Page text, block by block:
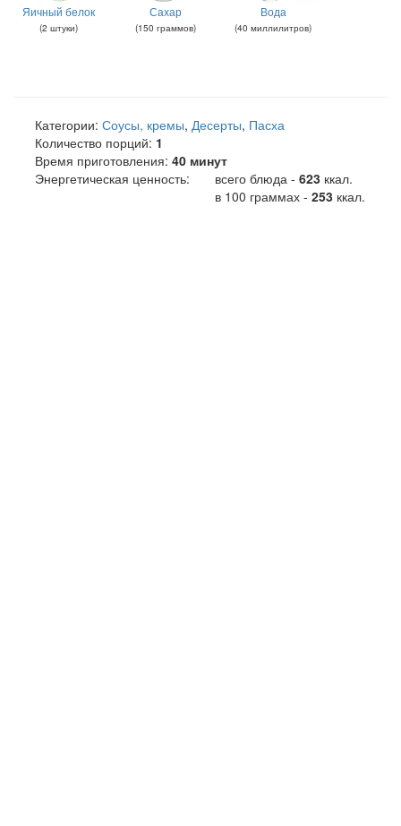
Яичный белок
(2 штуки)
Сахар
(150 граммов)
Вода
(40 миллилитров)
Категории: Соусы, кремы, Десерты, Пасха
Количество порций: 1
Время приготовления: 40 минут
Энергетическая ценность:
всего блюда - 623 ккал.
в 100 граммах - 253 ккал.